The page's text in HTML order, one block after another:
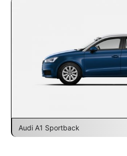
Audi A1 Sportback